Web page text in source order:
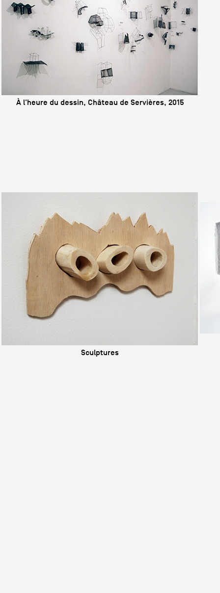
À l'heure du dessin, Château de Servières, 2015
Sculptures